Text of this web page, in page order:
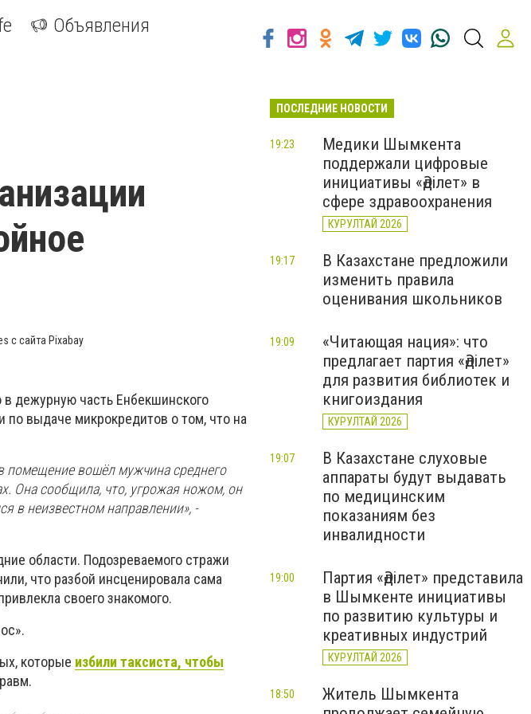
Объявления
с сайта Pixabay
в дежурную часть Енбекшинского
выдаче микрокредитов о том, что на
помещение вошёл мужчина среднего
Она сообщила, что, угрожая ножом, он
в неизвестном направлении», -
области. Подозреваемого стражи
что разбой инсценировала сама
своего знакомого.
которые избили таксиста, чтобы
ПОСЛЕДНИЕ НОВОСТИ
Медики Шымкента
поддержали цифровые
инициативы «Әділет» в
сфере здравоохранения
КУРУЛТАЙ 2026
19:23
В Казахстане предложили
изменить правила
оценивания школьников
19:17
«Читающая нация»: что
предлагает партия «Әділет»
для развития библиотек и
книгоиздания
КУРУЛТАЙ 2026
19:09
В Казахстане слуховые
аппараты будут выдавать
по медицинским
показаниям без
инвалидности
19:07
Партия «Әділет» представила
в Шымкенте инициативы
по развитию культуры и
креативных индустрий
КУРУЛТАЙ 2026
19:00
Житель Шымкента
18:50